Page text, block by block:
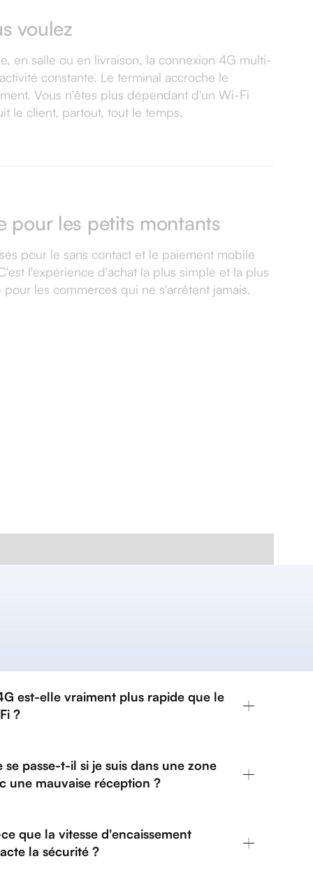
voulez
en salle ou en livraison, la connexion 4G multi-
constante. Le terminal accroche le
Vous n'êtes plus dépendant d'un Wi-Fi
le client, partout, tout le temps.
pour les petits montants
pour le sans contact et le paiement mobile
l'expérience d'achat la plus simple et la plus
les commerces qui ne s'arrêtent jamais.
est-elle vraiment plus rapide que le
?
se passe-t-il si je suis dans une zone
une mauvaise réception ?
que la vitesse d'encaissement
la sécurité ?